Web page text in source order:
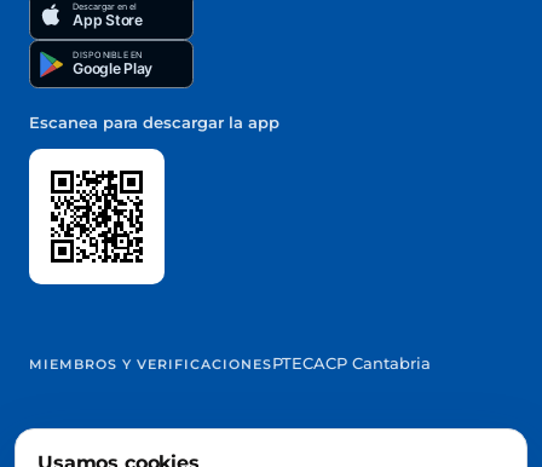
Descargar en el
App Store
DISPONIBLE EN
Google Play
Escanea para descargar la app
MIEMBROS Y VERIFICACIONESPTECACP Cantabria